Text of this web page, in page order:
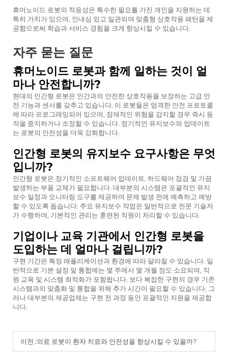
휴머노이드 로봇의 적응성은 특수한 필요를 가진 개인을 지원하는 데
특히 가치가 있으며, 인내심 있고 일관되며 맞춤형 상호작용 패턴을 제
공함으로써 학습과 서비스 경험을 크게 향상시킬 수 있습니다.
자주 묻는 질문
휴머노이드 로봇과 함께 일하는 것이 얼
마나 안전합니까?
현대의 인간형 로봇은 인간과의 안전한 상호작용을 보장하는 고급 안
전 기능과 센서를 갖추고 있습니다. 이 로봇들은 엄격한 안전 프로토콜
에 따라 프로그래밍되어 있으며, 잠재적인 위험을 감지할 경우 즉시 동
작을 중지하거나 조정할 수 있습니다. 정기적인 유지보수와 업데이트
는 로봇의 안전성을 더욱 강화합니다.
인간형 로봇의 유지보수 요구사항은 무엇
입니까?
인간형 로봇은 정기적인 소프트웨어 업데이트, 하드웨어 점검 및 가끔
발생하는 부품 교체가 필요합니다. 대부분의 시스템은 포괄적인 유지
보수 일정과 모니터링 도구를 제공하여 문제 발생 전에 예측하고 예방
할 수 있도록 돕습니다. 주요 유지보수 작업은 일반적으로 전문 기술자
가 수행하며, 기본적인 관리는 훈련된 직원이 처리할 수 있습니다.
기업이나 교육 기관에서 인간형 로봇을
도입하는 데 얼마나 걸립니까?
구현 기간은 특정 애플리케이션과 환경에 따라 달라질 수 있습니다. 일
반적으로 기본 설정 및 통합에는 몇 주에서 몇 개월 정도 소요되며, 직
원 교육 및 시스템 최적화가 포함됩니다. 보다 복잡한 구현의 경우 기존
시스템과의 맞춤화 및 통합을 위해 추가 시간이 필요할 수 있습니다. 그
러나 대부분의 제공업체는 구현 전 과정 동안 포괄적인 지원을 제공합
니다.
이전 :의료 로봇이 환자 치료와 안전성을 향상시킬 수 있을까?